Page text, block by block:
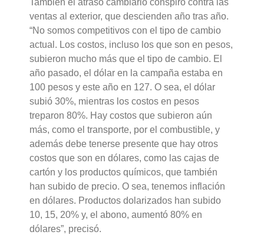
También el atraso cambiario conspiró contra las
ventas al exterior, que descienden año tras año.
“No somos competitivos con el tipo de cambio
actual. Los costos, incluso los que son en pesos,
subieron mucho más que el tipo de cambio. El
año pasado, el dólar en la campaña estaba en
100 pesos y este año en 127. O sea, el dólar
subió 30%, mientras los costos en pesos
treparon 80%. Hay costos que subieron aún
más, como el transporte, por el combustible, y
además debe tenerse presente que hay otros
costos que son en dólares, como las cajas de
cartón y los productos químicos, que también
han subido de precio. O sea,tenemos inflación
en dólares. Productos dolarizados han subido
10, 15, 20% y, el abono, aumentó 80% en
dólares”, precisó.